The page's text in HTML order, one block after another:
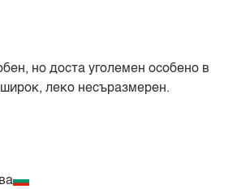
но доста уголемен особено в
леко несъразмерен.